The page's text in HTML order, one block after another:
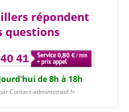
répondent
questions
de 8h à 18h
Contact-administratif.fr